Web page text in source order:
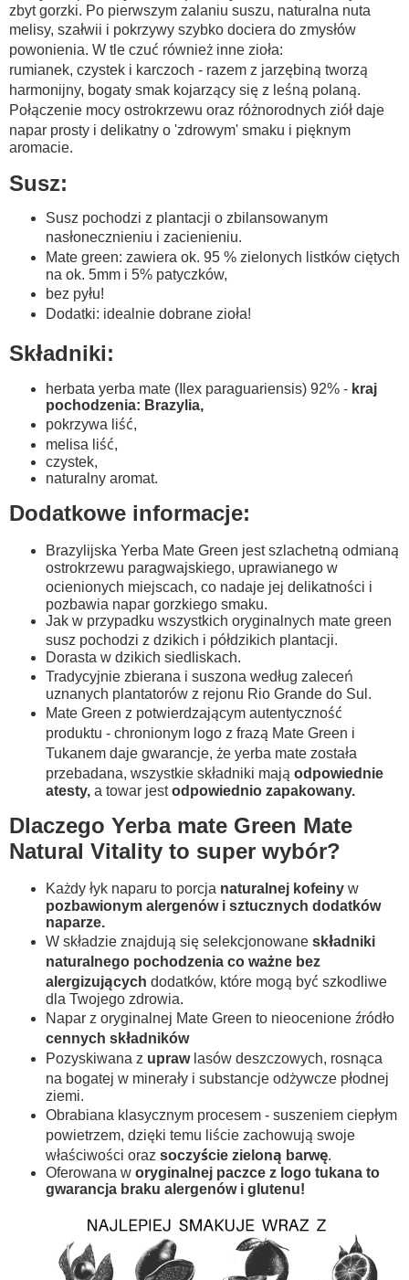
zbyt gorzki. Po pierwszym zalaniu suszu, naturalna nuta
melisy, szałwii i pokrzywy szybko dociera do zmysłów
powonienia. W tle czuć również inne zioła:
rumianek, czystek i karczoch - razem z jarzębiną tworzą
harmonijny, bogaty smak kojarzący się z leśną polaną.
Połączenie mocy ostrokrzewu oraz różnorodnych ziół daje
napar prosty i delikatny o 'zdrowym' smaku i pięknym
aromacie.
Susz:
Susz pochodzi z plantacji o zbilansowanym
nasłonecznieniu i zacienieniu.
Mate green: zawiera ok. 95 % zielonych listków ciętych
na ok. 5mm i 5% patyczków,
bez pyłu!
Dodatki: idealnie dobrane zioła!
Składniki:
herbata yerba mate (Ilex paraguariensis) 92% - kraj
pochodzenia: Brazylia,
pokrzywa liść,
melisa liść,
czystek,
naturalny aromat.
Dodatkowe informacje:
Brazylijska Yerba Mate Green jest szlachetną odmianą
ostrokrzewu paragwajskiego, uprawianego w
ocienionych miejscach, co nadaje jej delikatności i
pozbawia napar gorzkiego smaku.
Jak w przypadku wszystkich oryginalnych mate green
susz pochodzi z dzikich i półdzikich plantacji.
Dorasta w dzikich siedliskach.
Tradycyjnie zbierana i suszona według zaleceń
uznanych plantatorów z rejonu Rio Grande do Sul.
Mate Green z potwierdzającym autentyczność
produktu - chronionym logo z frazą Mate Green i
Tukanem daje gwarancje, że yerba mate została
przebadana, wszystkie składniki mają odpowiednie
atesty, a towar jestodpowiednio zapakowany.
Dlaczego Yerba mate Green Mate
Natural Vitality to super wybór?
Każdy łyk naparu to porcja naturalnej kofeiny w
pozbawionym alergenów i sztucznych dodatków
naparze.
W składzie znajdują się selekcjonowane składniki
naturalnego pochodzenia co ważne bez
alergizujących dodatków, które mogą być szkodliwe
dla Twojego zdrowia.
Napar z oryginalnej Mate Green to nieocenione źródło
cennych składników
Pozyskiwana z uprawlasów deszczowych, rosnąca
na bogatej w minerały i substancje odżywcze płodnej
ziemi.
Obrabiana klasycznym procesem - suszeniem ciepłym
powietrzem, dzięki temu liście zachowują swoje
właściwości oraz soczyście zieloną barwę.
Oferowana w oryginalnej paczce z logo tukana to
gwarancja braku alergenów i glutenu!